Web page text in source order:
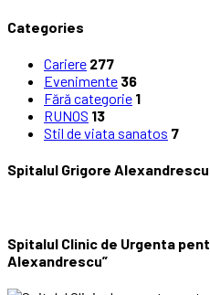
Categories
Cariere 277
Evenimente 36
Fără categorie 1
RUNOS 13
Stil de viata sanatos 7
Spitalul Grigore
Spitalul Clinic de Urgenta
Alexandrescu”